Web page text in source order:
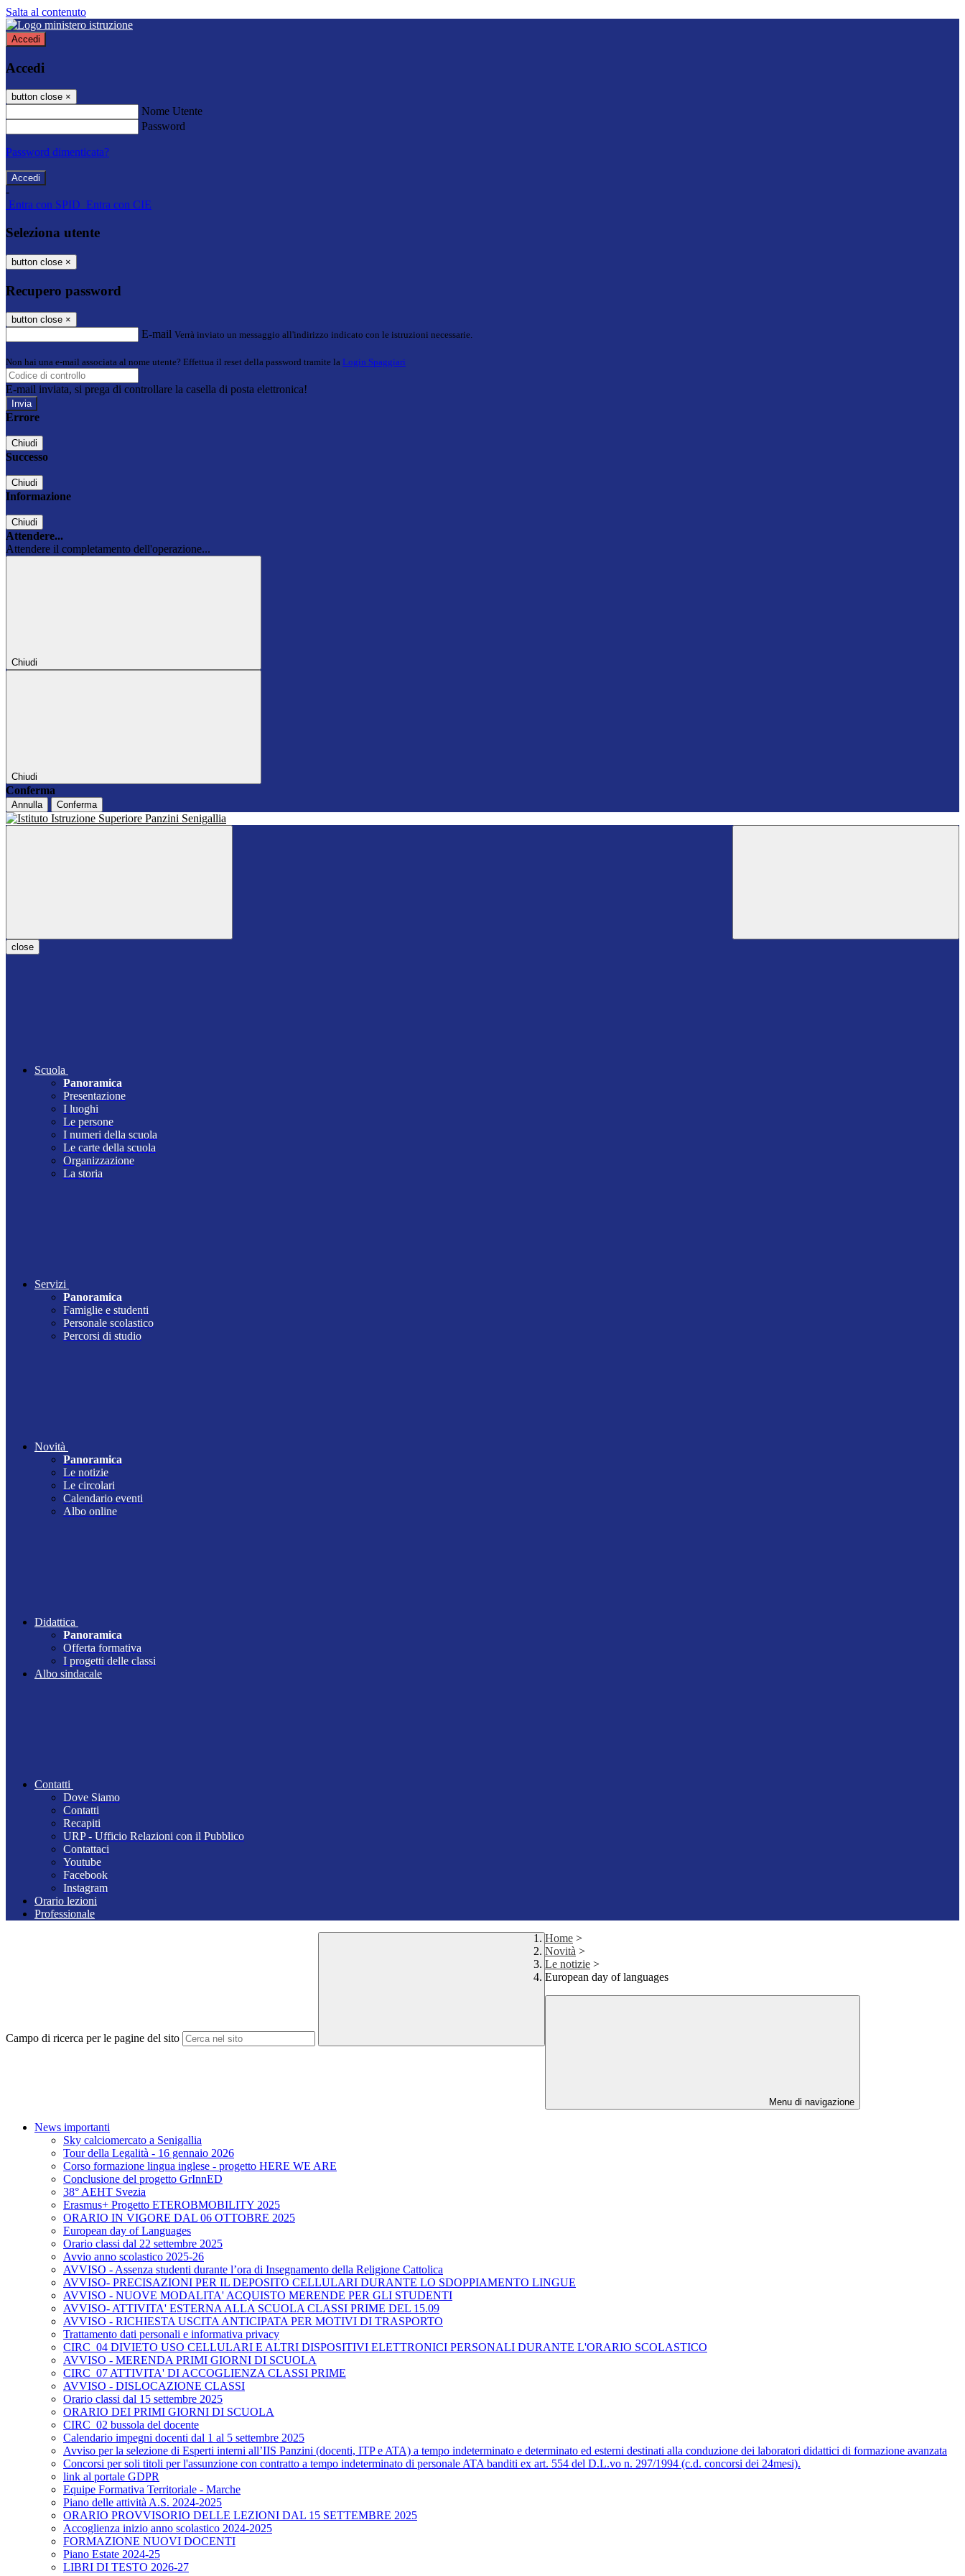
Salta al contenuto
Accedi
Accedi
button close ×
Nome Utente
Password
Password dimenticata?
-
Entra con SPID Entra con CIE
Seleziona utente
button close ×
Recupero password
button close ×
E-mail Verrà inviato un messaggio all'indirizzo indicato con le istruzioni necessarie.
Non hai una e-mail associata al nome utente? Effettua il reset della password tramite la Login Spaggiari
E-mail inviata, si prega di controllare la casella di posta elettronica!
Errore
Chiudi
Successo
Chiudi
Informazione
Chiudi
Attendere...
Attendere il completamento dell'operazione...
Chiudi
Chiudi
Conferma
Annulla Conferma
close
Scuola
Panoramica
Presentazione
I luoghi
Le persone
I numeri della scuola
Le carte della scuola
Organizzazione
La storia
Servizi
Panoramica
Famiglie e studenti
Personale scolastico
Percorsi di studio
Novità
Panoramica
Le notizie
Le circolari
Calendario eventi
Albo online
Didattica
Panoramica
Offerta formativa
I progetti delle classi
Albo sindacale
Contatti
Dove Siamo
Contatti
Recapiti
URP - Ufficio Relazioni con il Pubblico
Contattaci
Youtube
Facebook
Instagram
Orario lezioni
Professionale
Campo di ricerca per le pagine del sito
Home >
Novità >
Le notizie >
European day of languages
Menu di navigazione
News importanti
Sky calciomercato a Senigallia
Tour della Legalità - 16 gennaio 2026
Corso formazione lingua inglese - progetto HERE WE ARE
Conclusione del progetto GrInnED
38° AEHT Svezia
Erasmus+ Progetto ETEROBMOBILITY 2025
ORARIO IN VIGORE DAL 06 OTTOBRE 2025
European day of Languages
Orario classi dal 22 settembre 2025
Avvio anno scolastico 2025-26
AVVISO - Assenza studenti durante l’ora di Insegnamento della Religione Cattolica
AVVISO- PRECISAZIONI PER IL DEPOSITO CELLULARI DURANTE LO SDOPPIAMENTO LINGUE
AVVISO - NUOVE MODALITA' ACQUISTO MERENDE PER GLI STUDENTI
AVVISO- ATTIVITA' ESTERNA ALLA SCUOLA CLASSI PRIME DEL 15.09
AVVISO - RICHIESTA USCITA ANTICIPATA PER MOTIVI DI TRASPORTO
Trattamento dati personali e informativa privacy
CIRC_04 DIVIETO USO CELLULARI E ALTRI DISPOSITIVI ELETTRONICI PERSONALI DURANTE L'ORARIO SCOLASTICO
AVVISO - MERENDA PRIMI GIORNI DI SCUOLA
CIRC_07 ATTIVITA' DI ACCOGLIENZA CLASSI PRIME
AVVISO - DISLOCAZIONE CLASSI
Orario classi dal 15 settembre 2025
ORARIO DEI PRIMI GIORNI DI SCUOLA
CIRC_02 bussola del docente
Calendario impegni docenti dal 1 al 5 settembre 2025
Avviso per la selezione di Esperti interni all’IIS Panzini (docenti, ITP e ATA) a tempo indeterminato e determinato ed esterni destinati alla conduzione dei laboratori didattici di formazione avanzata
Concorsi per soli titoli per l'assunzione con contratto a tempo indeterminato di personale ATA banditi ex art. 554 del D.L.vo n. 297/1994 (c.d. concorsi dei 24mesi).
link al portale GDPR
Equipe Formativa Territoriale - Marche
Piano delle attività A.S. 2024-2025
ORARIO PROVVISORIO DELLE LEZIONI DAL 15 SETTEMBRE 2025
Accoglienza inizio anno scolastico 2024-2025
FORMAZIONE NUOVI DOCENTI
Piano Estate 2024-25
LIBRI DI TESTO 2026-27